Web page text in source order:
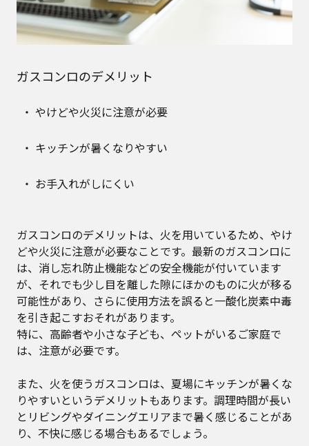
ガスコンロのデメリット
やけどや火災に注意が必要
キッチンが暑くなりやすい
お手入れがしにくい
ガスコンロのデメリットは、火を用いているため、やけ
どや火災に注意が必要なことです。最新のガスコンロに
は、消し忘れ防止機能などの安全機能が付いています
が、それでも少し目を離した隙にほかのものに火が移る
可能性があり、さらに使用方法を誤ると一酸化炭素中毒
を引き起こすおそれがあります。
特に、高齢者や小さな子ども、ペットがいるご家庭で
は、注意が必要です。
また、火を使うガスコンロは、夏場にキッチンが暑くな
りやすいというデメリットもあります。調理時間が長い
とリビングやダイニングエリアまで暑く感じることがあ
り、不快に感じる場合もあるでしょう。